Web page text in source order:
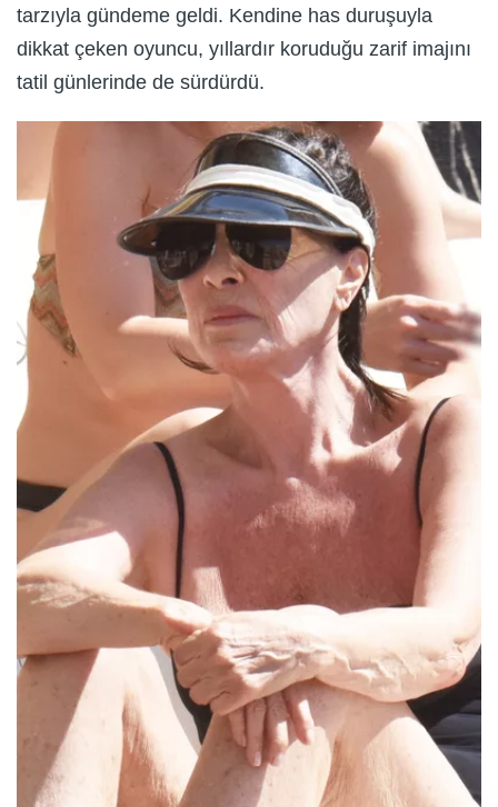
tarzıyla gündeme geldi. Kendine has duruşuyla
dikkat çeken oyuncu, yıllardır koruduğu zarif imajını
tatil günlerinde de sürdürdü.